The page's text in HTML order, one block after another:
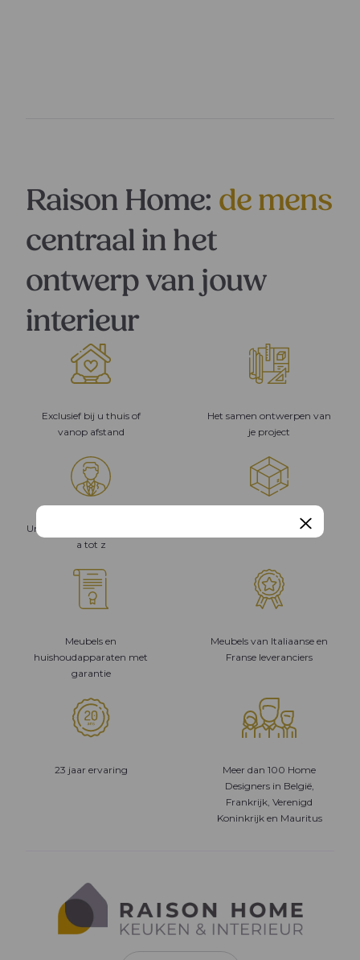
Raison Home: de mens
centraal in het
ontwerp van jouw
interieur
Exclusief bij u thuis of
vanop afstand
Het samen ontwerpen van
je project
Unieke gesprekspartner van
a tot z
Studie van je project
Meubels en
huishoudapparaten met
garantie
Meubels van Italiaanse en
Franse leveranciers
23 jaar ervaring
Meer dan 100 Home
Designers in België,
Frankrijk, Verenigd
Koninkrijk en Mauritus